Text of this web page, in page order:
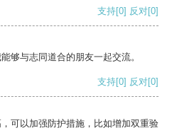
支持[0] 反对[0]
够与志同道合的朋友一起交流。
支持[0] 反对[0]
可以加强防护措施，比如增加双重验